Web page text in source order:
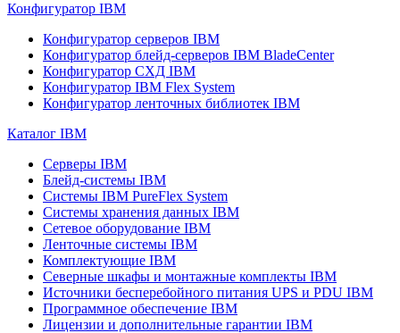
Конфигуратор IBM
Конфигуратор серверов IBM
Конфигуратор блейд-серверов IBM BladeCenter
Конфигуратор СХД IBM
Конфигуратор IBM Flex System
Конфигуратор ленточных библиотек IBM
Каталог IBM
Серверы IBM
Блейд-системы IBM
Системы IBM PureFlex System
Системы хранения данных IBM
Сетевое оборудование IBM
Ленточные системы IBM
Комплектующие IBM
Северные шкафы и монтажные комплекты IBM
Источники бесперебойного питания UPS и PDU IBM
Программное обеспечение IBM
Лицензии и дополнительные гарантии IBM